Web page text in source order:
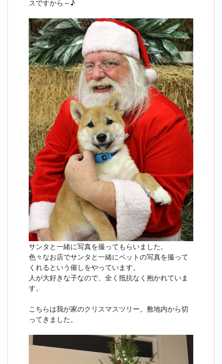
スですから～♪
サンタと一緒に写真を撮ってもらいました。
色々なお店でサンタと一緒にペットの写真を撮って
くれるという催しをやっています。
人が大好きな子なので、全く抵抗なく抱かれていま
す。
こちらは我が家のクリスマスツリー。敷地内から切
ってきました。